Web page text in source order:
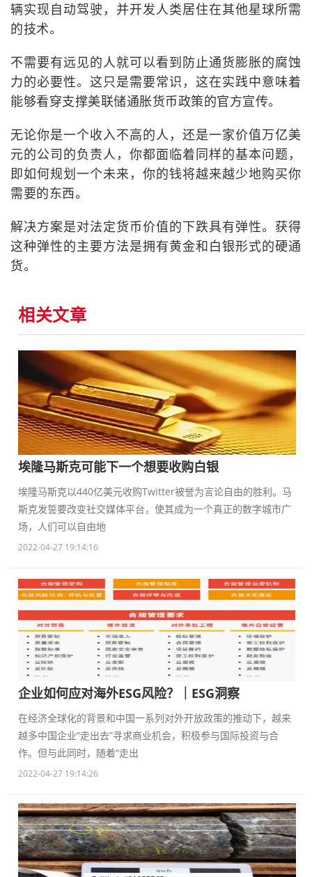
辆实现自动驾驶，并开发人类居住在其他星球所需
的技术。
不需要有远见的人就可以看到防止通货膨胀的腐蚀
力的必要性。这只是需要常识，这在实践中意味着
能够看穿支撑美联储通胀货币政策的官方宣传。
无论你是一个收入不高的人，还是一家价值万亿美
元的公司的负责人，你都面临着同样的基本问题，
即如何规划一个未来，你的钱将越来越少地购买你
需要的东西。
解决方案是对法定货币价值的下跌具有弹性。获得
这种弹性的主要方法是拥有黄金和白银形式的硬通
货。
相关文章
埃隆马斯克可能下一个想要收购白银
埃隆马斯克以440亿美元收购Twitter被誉为言论自由的胜利。马
斯克发誓要改变社交媒体平台，使其成为一个真正的数字城市广
场，人们可以自由地
2022-04-27 19:14:16
企业如何应对海外ESG风险？｜ESG洞察
在经济全球化的背景和中国一系列对外开放政策的推动下，越来
越多中国企业“走出去”寻求商业机会，积极参与国际投资与合
作。但与此同时，随着“走出
2022-04-27 19:14:26